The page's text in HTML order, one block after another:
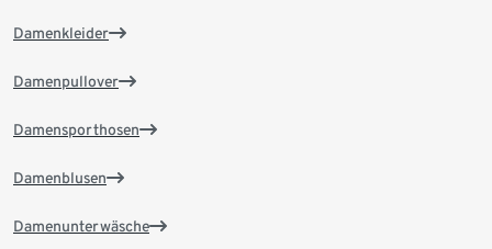
Damenkleider
Damenpullover
Damensporthosen
Damenblusen
Damenunterwäsche